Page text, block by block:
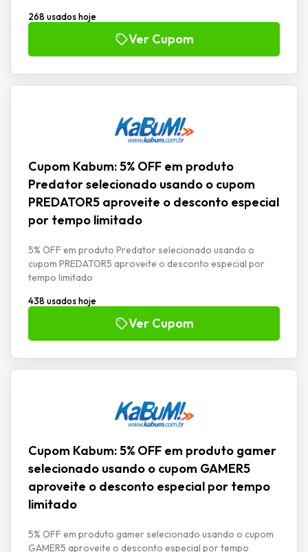
268 usados hoje
Ver Cupom
Cupom Kabum: 5% OFF em produto
Predator selecionado usando o cupom
PREDATOR5 aproveite o desconto especial
por tempo limitado
5% OFF em produto Predator selecionado usando o
cupom PREDATOR5 aproveite o desconto especial por
tempo limitado
438 usados hoje
Ver Cupom
Cupom Kabum: 5% OFF em produto gamer
selecionado usando o cupom GAMER5
aproveite o desconto especial por tempo
limitado
5% OFF em produto gamer selecionado usando o cupom
GAMER5 aproveite o desconto especial por tempo